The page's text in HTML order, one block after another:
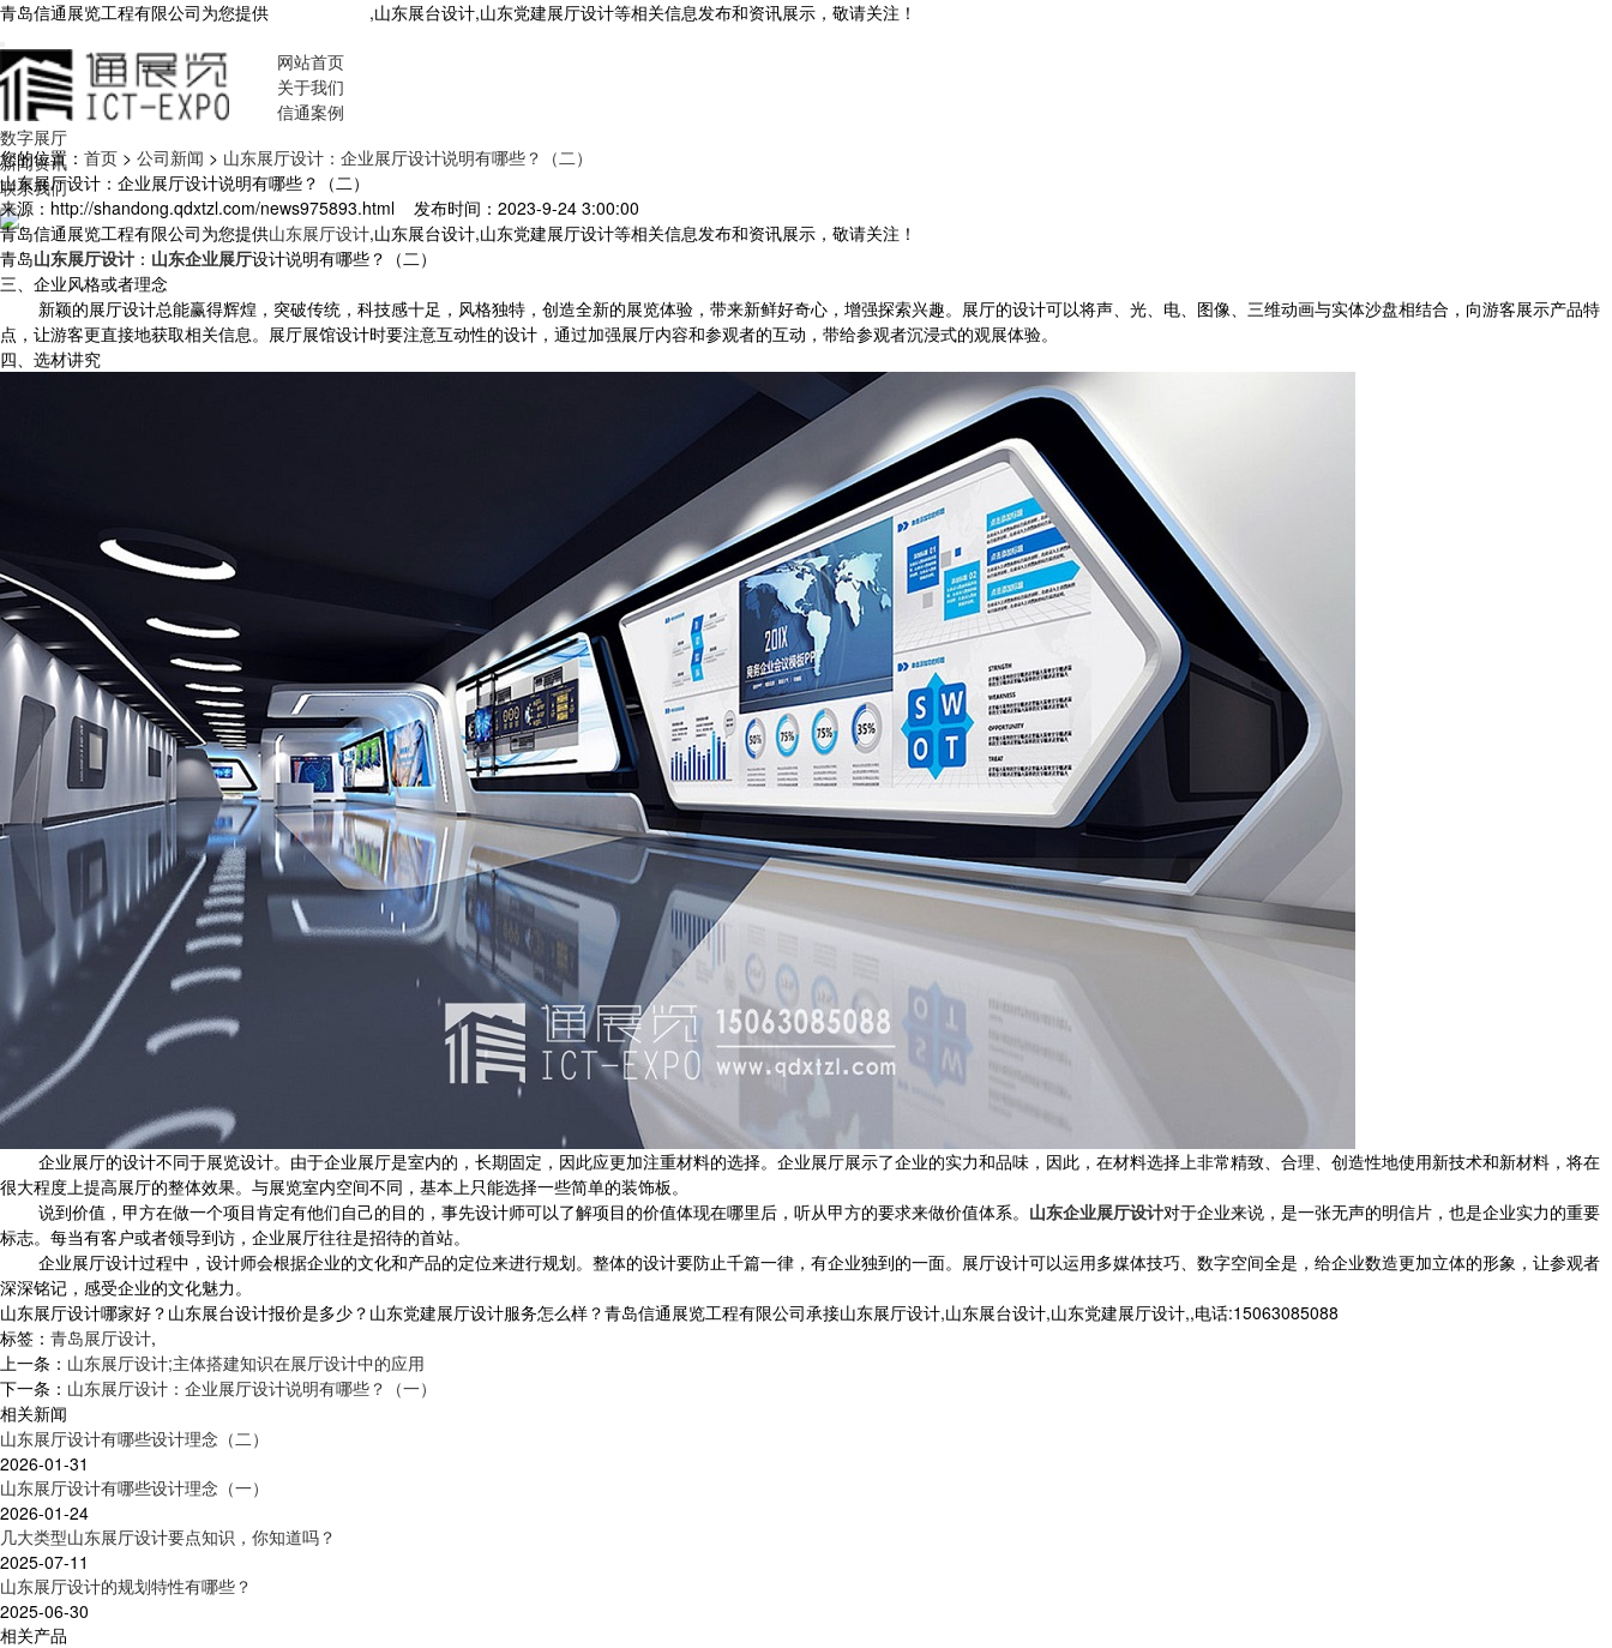
青岛信通展览工程有限公司为您提供 ,山东展台设计,山东党建展厅设计等相关信息发布和资讯展示，敬请关注！
网站首页
关于我们
信通案例
数字展厅
新闻资讯
联系我们
您的位置： 首页 > 公司新闻 > 山东展厅设计：企业展厅设计说明有哪些？（二）
山东展厅设计：企业展厅设计说明有哪些？（二）
来源：http://shandong.qdxtzl.com/news975893.html 发布时间：2023-9-24 3:00:00
青岛信通展览工程有限公司为您提供山东展厅设计,山东展台设计,山东党建展厅设计等相关信息发布和资讯展示，敬请关注！
青岛山东展厅设计 ： 山东企业展厅设计说明有哪些？（二）
三、企业风格或者理念
新颖的展厅设计总能赢得辉煌，突破传统，科技感十足，风格独特，创造全新的展览体验，带来新鲜好奇心，增强探索兴趣。展厅的设计可以将声、光、电、图像、三维动画与实体沙盘相结合，向游客展示产品特
点，让游客更直接地获取相关信息。展厅展馆设计时要注意互动性的设计，通过加强展厅内容和参观者的互动，带给参观者沉浸式的观展体验。
四、选材讲究
企业展厅的设计不同于展览设计。由于企业展厅是室内的，长期固定，因此应更加注重材料的选择。企业展厅展示了企业的实力和品味，因此，在材料选择上非常精致、合理、创造性地使用新技术和新材料，将在
很大程度上提高展厅的整体效果。与展览室内空间不同，基本上只能选择一些简单的装饰板。
说到价值，甲方在做一个项目肯定有他们自己的目的，事先设计师可以了解项目的价值体现在哪里后，听从甲方的要求来做价值体系。 山东企业展厅设计对于企业来说，是一张无声的明信片，也是企业实力的重要
标志。每当有客户或者领导到访，企业展厅往往是招待的首站。
企业展厅设计过程中，设计师会根据企业的文化和产品的定位来进行规划。整体的设计要防止千篇一律，有企业独到的一面。展厅设计可以运用多媒体技巧、数字空间全是，给企业数造更加立体的形象，让参观者
深深铭记，感受企业的文化魅力。
山东展厅设计哪家好？山东展台设计报价是多少？山东党建展厅设计服务怎么样？青岛信通展览工程有限公司承接山东展厅设计,山东展台设计,山东党建展厅设计,,电话:15063085088
标签： 青岛展厅设计,
上一条： 山东展厅设计;主体搭建知识在展厅设计中的应用
下一条： 山东展厅设计：企业展厅设计说明有哪些？（一）
相关新闻
山东展厅设计有哪些设计理念（二）
2026-01-31
山东展厅设计有哪些设计理念（一）
2026-01-24
几大类型山东展厅设计要点知识，你知道吗？
2025-07-11
山东展厅设计的规划特性有哪些？
2025-06-30
相关产品